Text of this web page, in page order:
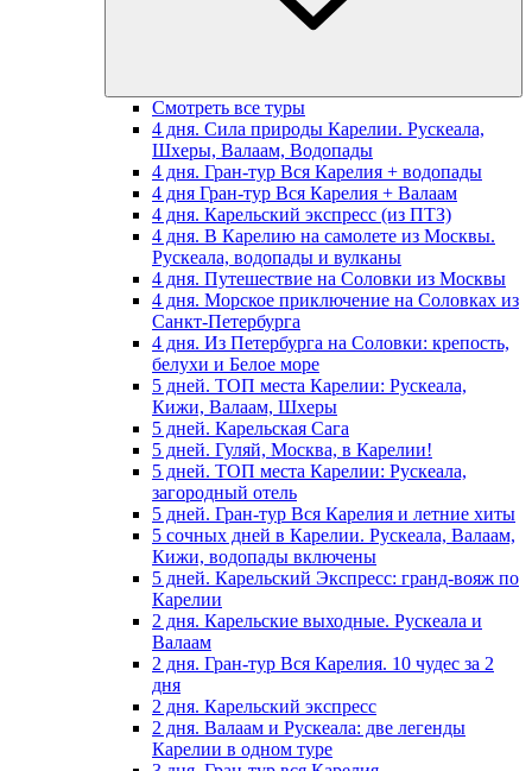
Смотреть все туры
4 дня. Сила природы Карелии. Рускеала,
Шхеры, Валаам, Водопады
4 дня. Гран-тур Вся Карелия + водопады
4 дня Гран-тур Вся Карелия + Валаам
4 дня. Карельский экспресс (из ПТЗ)
4 дня. В Карелию на самолете из Москвы.
Рускеала, водопады и вулканы
4 дня. Путешествие на Соловки из Москвы
4 дня. Морское приключение на Соловках из
Санкт-Петербурга
4 дня. Из Петербурга на Соловки: крепость,
белухи и Белое море
5 дней. ТОП места Карелии: Рускеала,
Кижи, Валаам, Шхеры
5 дней. Карельская Сага
5 дней. Гуляй, Москва, в Карелии!
5 дней. ТОП места Карелии: Рускеала,
загородный отель
5 дней. Гран-тур Вся Карелия и летние хиты
5 сочных дней в Карелии. Рускеала, Валаам,
Кижи, водопады включены
5 дней. Карельский Экспресс: гранд-вояж по
Карелии
2 дня. Карельские выходные. Рускеала и
Валаам
2 дня. Гран-тур Вся Карелия. 10 чудес за 2
дня
2 дня. Карельский экспресс
2 дня. Валаам и Рускеала: две легенды
Карелии в одном туре